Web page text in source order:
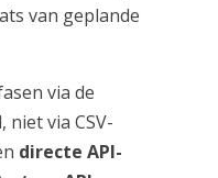
van geplande
via de
via CSV-
directe API-